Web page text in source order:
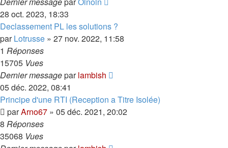
28 oct. 2023, 18:33
Declassement PL les solutions ?
parLotrusse » 27 nov. 2022, 11:58
1 Réponses
15705 Vues
Dernier messageparlambish
05 déc. 2022, 08:41
Principe d'une RTI (Reception a Titre Isolée)
parArno67 » 05 déc. 2021, 20:02
8 Réponses
35068 Vues